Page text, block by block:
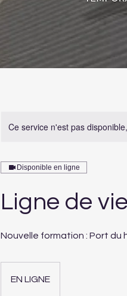
Ce service n'est pas
Disponible en ligne
Ligne de
Nouvelle formation : Port du
EN LIGNE